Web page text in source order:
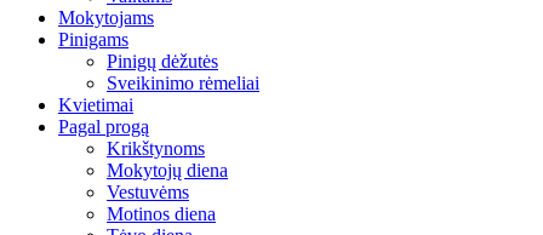
Mokytojams
Pinigams
Pinigų dėžutės
Sveikinimo rėmeliai
Kvietimai
Pagal progą
Krikštynoms
Mokytojų diena
Vestuvėms
Motinos diena